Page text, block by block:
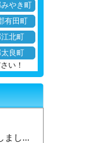
やき町
有田町
北町
良町
い！
まし...